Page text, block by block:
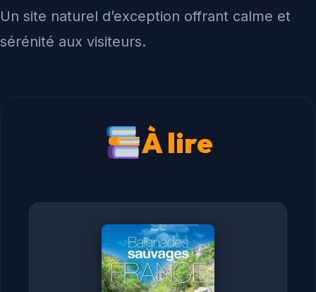
Un site naturel d’exception offrant calme et
sérénité aux visiteurs.
À lire